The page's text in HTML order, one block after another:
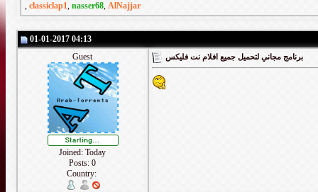
, classiclap1, nasser68, AlNajjar
01-01-2017 04:13
Guest
Joined: Today
Posts: 0
Country:
برنامج مجاني لتحميل جميع افلام نت فليكس